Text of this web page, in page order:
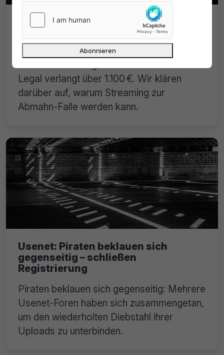
Abmahnwelle wegen Succession:
Frommer Legal und die Streaming-
Falle
Legal verlangt über 1.100 €. Wir klären
darüber auf, warum Streaming zur
Abmahn-Falle werden kann.
Usenet: Piraten beklauen sich
gegenseitig – schließen
Registrierung
Piraten beklauen sich gegenseitig: Mehrere
Usenet-Foren haben sich zusammengetan,
um den wiederholten Diebstahl ihrer
Uploads zu unterbinden.